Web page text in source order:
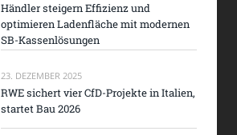
Händler steigern Effizienz und
optimieren Ladenfläche mit modernen
SB-Kassenlösungen
23. DEZEMBER 2025
RWE sichert vier CfD-Projekte in Italien,
startet Bau 2026